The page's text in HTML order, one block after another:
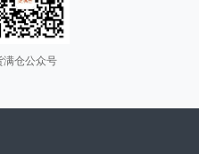
满仓公众号